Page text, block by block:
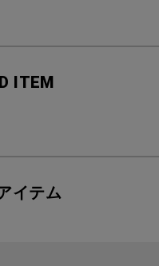
ITEM
イテム